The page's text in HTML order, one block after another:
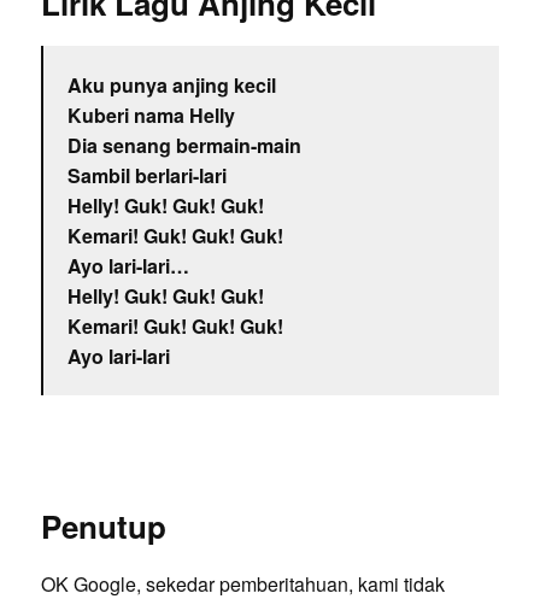
Aku punya anjing kecil
Kuberi nama Helly
Dia senang bermain-main
Sambil berlari-lari
Helly! Guk! Guk! Guk!
Kemari! Guk! Guk! Guk!
Ayo lari-lari…
Helly! Guk! Guk! Guk!
Kemari! Guk! Guk! Guk!
Ayo lari-lari
Penutup
OK Google, sekedar pemberitahuan, kami tidak